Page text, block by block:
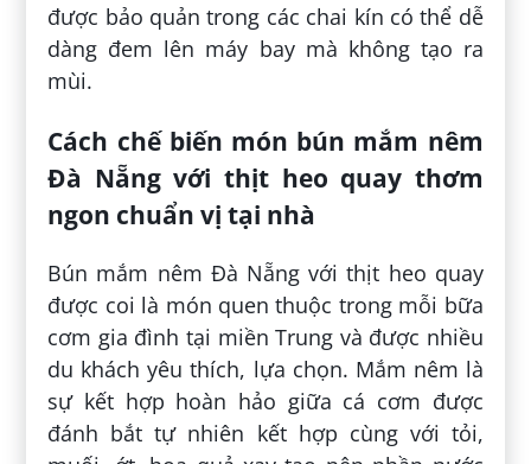
được bảo quản trong các chai kín có thể dễ
dàng đem lên máy bay mà không tạo ra
mùi.
Cách chế biến món bún mắm nêm
Đà Nẵng với thịt heo quay thơm
ngon chuẩn vị tại nhà
Bún mắm nêm Đà Nẵng với thịt heo quay
được coi là món quen thuộc trong mỗi bữa
cơm gia đình tại miền Trung và được nhiều
du khách yêu thích, lựa chọn. Mắm nêm là
sự kết hợp hoàn hảo giữa cá cơm được
đánh bắt tự nhiên kết hợp cùng với tỏi,